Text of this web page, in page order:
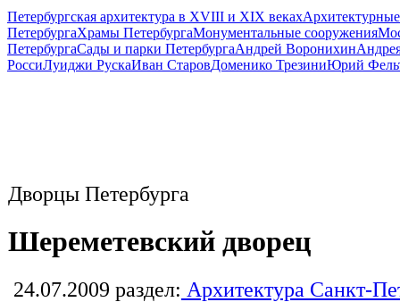
Петербургская архитектура в XVIII и XIX веках
ПетербургаХрамы ПетербургаМонументальные сооружения
ПетербургаСады и парки ПетербургаАндрей Воронихин
РоссиЛуиджи РускаИван СтаровДоменико ТрезиниЮрий
Дворцы Петербурга
Шереметевский дворец
24.07.2009 раздел: Архитектура Санкт-